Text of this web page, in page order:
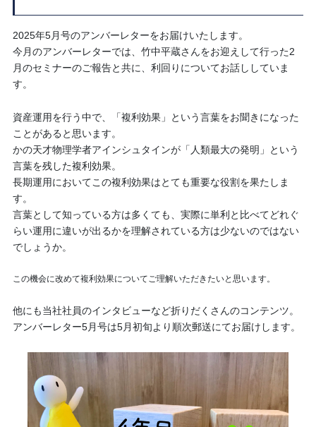
2025年5月号のアンバーレターをお届けいたします。
今月のアンバーレターでは、竹中平蔵さんをお迎えして行った2
月のセミナーのご報告と共に、利回りについてお話ししていま
す。
資産運用を行う中で、「複利効果」という言葉をお聞きになった
ことがあると思います。
かの天才物理学者アインシュタインが「人類最大の発明」という
言葉を残した複利効果。
長期運用においてこの複利効果はとても重要な役割を果たしま
す。
言葉として知っている方は多くても、実際に単利と比べてどれぐ
らい運用に違いが出るかを理解されている方は少ないのではない
でしょうか。
この機会に改めて複利効果についてご理解いただきたいと思います。
他にも当社社員のインタビューなど折りだくさんのコンテンツ。
アンバーレター5月号は5月初旬より順次郵送にてお届けします。